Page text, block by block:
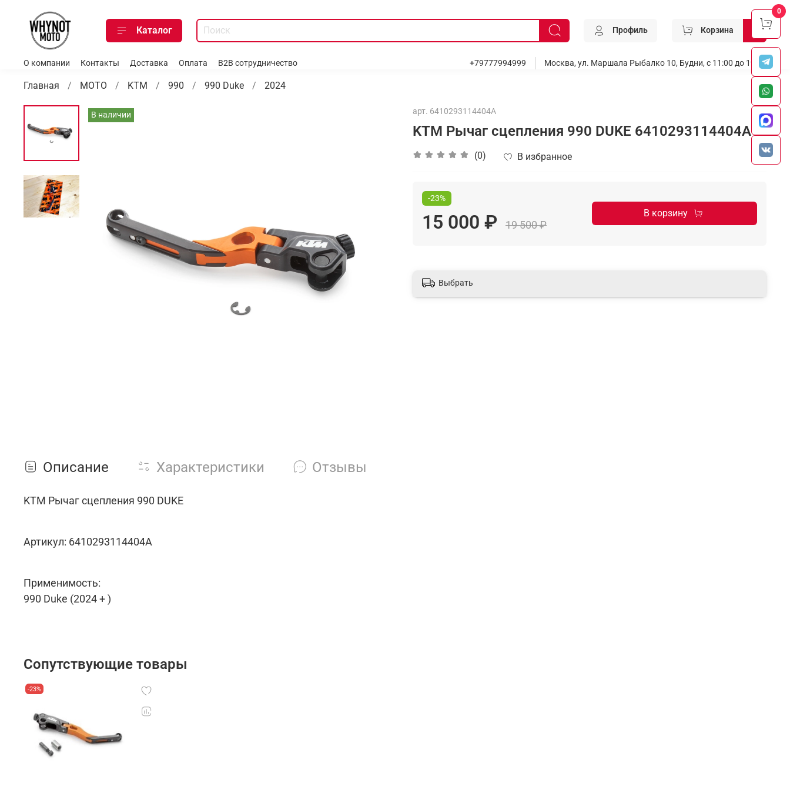
Каталог Профиль Корзина
О компании Контакты Доставка Оплата B2B сотрудничество +79777994999 Москва, ул. Маршала Рыбалко 10, Будни, с 11:00 до 19:00
Главная МОТО KTM 990 990 Duke 2024
В наличии арт. 6410293114404A
KTM Рычаг сцепления 990 DUKE 6410293114404A
(0) В избранное
-23%
15 000 ₽ 19 500 ₽
В корзину
Выбрать
Описание Характеристики Отзывы
KTM Рычаг сцепления 990 DUKE
Артикул: 6410293114404A
Применимость:
990 Duke (2024 + )
Сопутствующие товары
-23%
0